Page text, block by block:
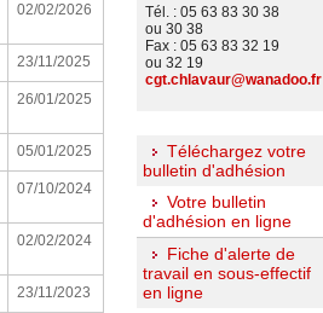
02/02/2026
23/11/2025
26/01/2025
05/01/2025
07/10/2024
02/02/2024
23/11/2023
Tél. : 05 63 83 30 38
ou 30 38
Fax : 05 63 83 32 19
ou 32 19
cgt.chlavaur@wanadoo.fr
Téléchargez votre
bulletin d'adhésion
Votre bulletin
d'adhésion en ligne
Fiche d'alerte de
travail en sous-effectif
en ligne